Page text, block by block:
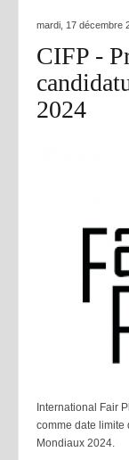
mardi, 17 décembre
CIFP -
2024
International Fair
comme date limite
Mondiaux 2024.